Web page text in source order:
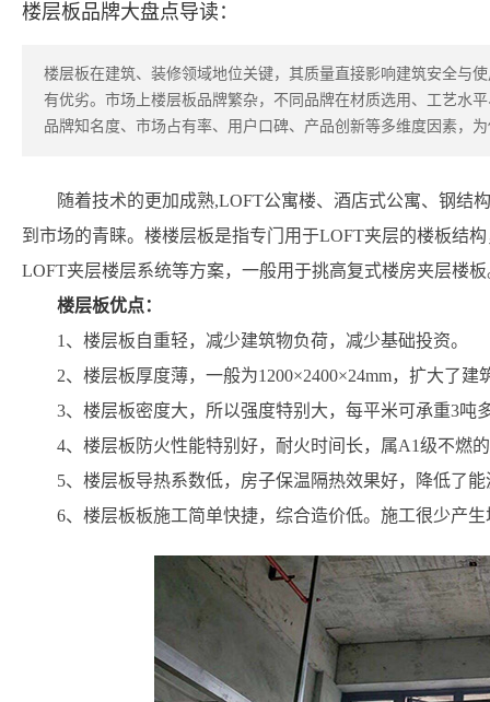
楼层板品牌大盘点导读：
楼层板在建筑、装修领域地位关键，其质量直接影响建筑安全与
有优劣。市场上楼层板品牌繁杂，不同品牌在材质选用、工艺水
品牌知名度、市场占有率、用户口碑、产品创新等多维度因素，
随着技术的更加成熟,LOFT公寓楼、酒店式公寓、钢结
到市场的青睐。楼楼层板是指专门用于LOFT夹层的楼板结
LOFT夹层楼层系统等方案，一般用于挑高复式楼房夹层楼板
楼层板优点：
1、楼层板自重轻，减少建筑物负荷，减少基础投资。
2、楼层板厚度薄，一般为1200×2400×24mm，扩大了建
3、楼层板密度大，所以强度特别大，每平米可承重3吨
4、楼层板防火性能特别好，耐火时间长，属A1级不燃
5、楼层板导热系数低，房子保温隔热效果好，降低了
6、楼层板板施工简单快捷，综合造价低。施工很少产